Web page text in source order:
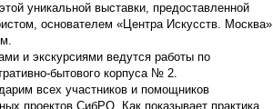
уникальной выставки, предоставленной
основателем «Центра Искусств. Москва»
и экскурсиями ведутся работы по
бытового корпуса № 2.
всех участников и помощников
проектов СибРО. Как показывает практика,